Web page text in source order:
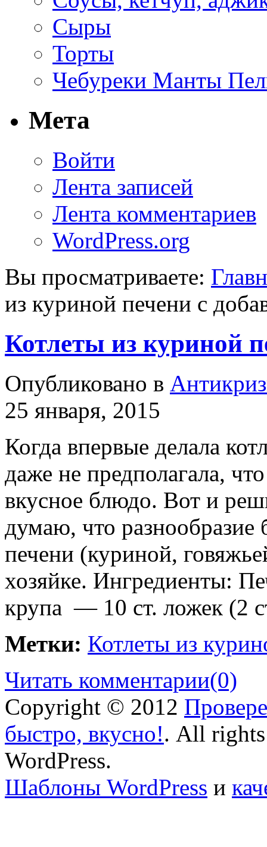
Сыры
Торты
Чебуреки Манты
Мета
Войти
Лента записей
Лента комментариев
WordPress.org
Вы просматриваете:
из куриной печени с
Котлеты из куриной
Опубликовано в
25 января, 2015
Когда впервые делала
даже не предполагала,
вкусное блюдо. Вот и
думаю, что
печени (куриной,
хозяйке. Ингредиенты:
крупа — 10 ст. ложек (2
Метки: Котлеты из
Читать комментарии(0)
Copyright © 2012
быстро, вкусно!. All rights
WordPress.
Шаблоны WordPress и